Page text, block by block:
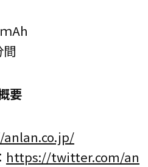
Ah
間
要
https://twitter.com/an